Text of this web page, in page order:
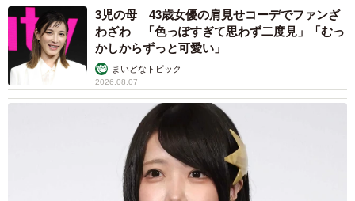
3児の母 43歳女優の肩見せコーデでファンざ
わざわ 「色っぽすぎて思わず二度見」「むっ
かしからずっと可愛い」
まいどなトピック
2026.08.07